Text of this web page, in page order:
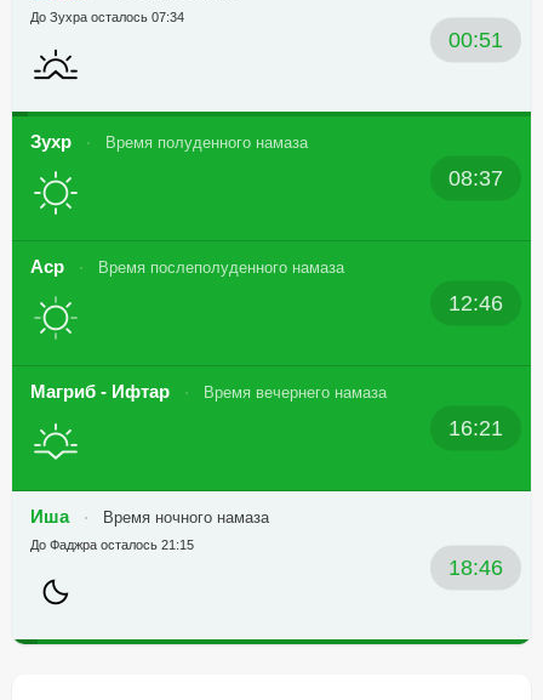
00:51
До Зухра осталось 07:34
Зухр Время полуденного намаза
08:37
Аср Время послеполуденного намаза
12:46
Магриб - Ифтар Время вечернего намаза
16:21
Иша Время ночного намаза
18:46
До Фаджра осталось 21:15